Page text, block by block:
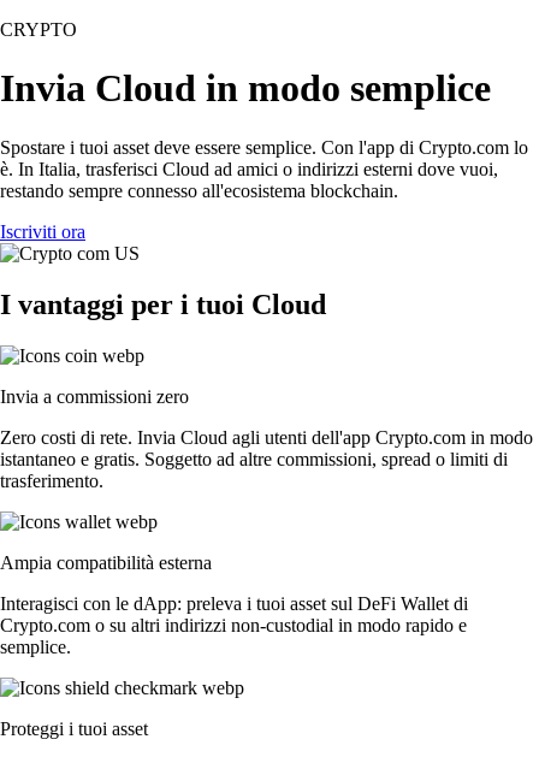
CRYPTO
Invia Cloud in modo semplice
Spostare i tuoi asset deve essere semplice. Con l'app di Crypto.com lo
è. In Italia, trasferisci Cloud ad amici o indirizzi esterni dove vuoi,
restando sempre connesso all'ecosistema blockchain.
Iscriviti ora
I vantaggi per i tuoi Cloud
Invia a commissioni zero
Zero costi di rete. Invia Cloud agli utenti dell'app Crypto.com in modo
istantaneo e gratis. Soggetto ad altre commissioni, spread o limiti di
trasferimento.
Ampia compatibilità esterna
Interagisci con le dApp: preleva i tuoi asset sul DeFi Wallet di
Crypto.com o su altri indirizzi non-custodial in modo rapido e
semplice.
Proteggi i tuoi asset